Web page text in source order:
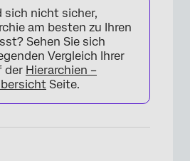
sich nicht sicher,
am besten zu Ihren
Sehen Sie sich
Vergleich Ihrer
der Hierarchien –
Seite.